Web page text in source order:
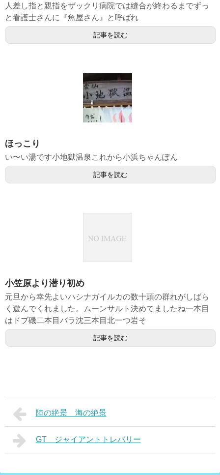
人差し指と親指をザックリ病院では縫合が終わるまでずっ
と看護士さんに『魚屋さん』と呼ばれ
記事を読む
ほっこり
い〜い湯です小地獄温泉これから小浜ちゃんぽん
記事を読む
小笠原より潜り初め
元旦から幸先よいハシナガイルカの数十頭の群れがしばら
く遊んでくれました。ムーンサルト決めてましたね一本目
はドブ磯二本目バラ沈三本目北一つ岩そ
記事を読む
陸の絶景 海の絶景
GT ジャイアントトレバリー